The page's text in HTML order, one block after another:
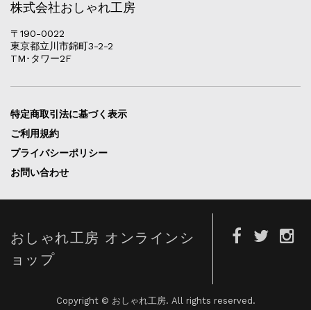
株式会社おしゃれ工房
〒190-0022
東京都立川市錦町3-2-2
TM･タワー2F
特定商取引法に基づく表示
ご利用規約
プライバシーポリシー
お問い合わせ
おしゃれ工房 オンラインシ
ョップ
Copyright © おしゃれ工房. All rights reserved.